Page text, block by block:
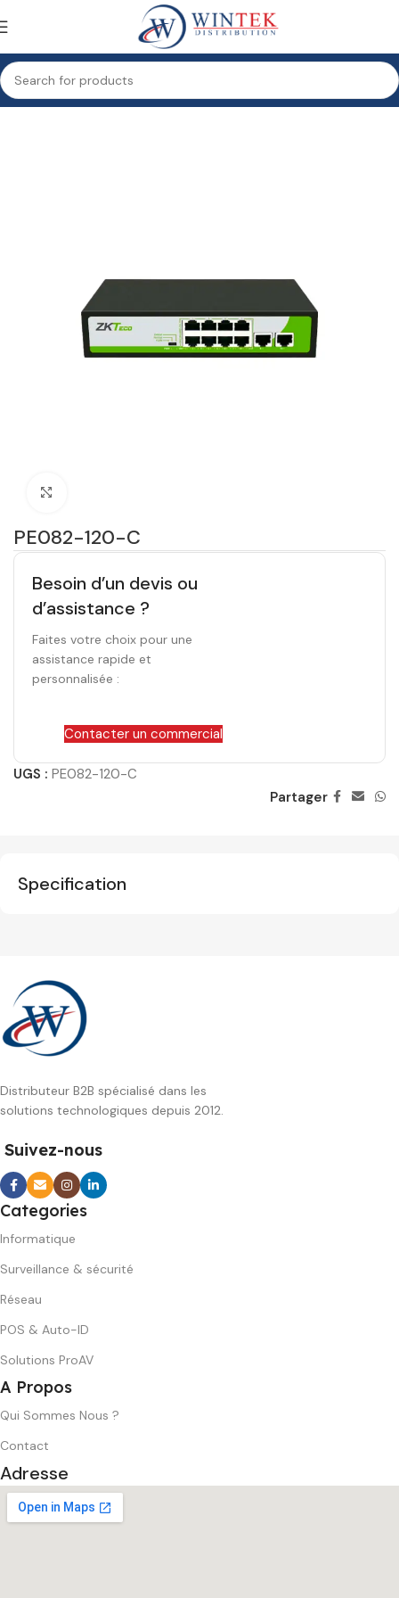
Accueil Réseau Réseau filaire Switch
PE082-120-C
Besoin d’un devis ou
d’assistance ?
Faites votre choix pour une
assistance rapide et
personnalisée :
Contacter un commercial
UGS : PE082-120-C
Partager
Specification
Distributeur B2B spécialisé dans les
solutions technologiques depuis 2012.
Suivez-nous
Categories
Informatique
Surveillance & sécurité
Réseau
POS & Auto-ID
Solutions ProAV
A Propos
Qui Sommes Nous ?
Contact
Adresse